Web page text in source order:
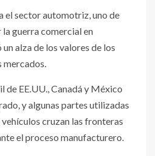
el sector automotriz, uno de
guerra comercial en
alza de los valores de los
mercados.
de EE.UU., Canadá y México
y algunas partes utilizadas
cruzan las fronteras
el proceso manufacturero.